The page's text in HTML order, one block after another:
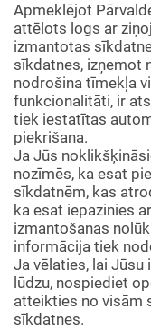
Apmeklējot
attēlots logs ar
izmantotas
sīkdatnes, izņemot
nodrošina tīmekļa
funkcionalitāti, ir
tiek iestatītas
piekrišana.
Ja Jūs
nozīmēs, ka esat
sīkdatnēm, kas
ka esat iepazinies
izmantošanas
informācija tiek
Ja vēlaties, lai
lūdzu, nospiediet
atteikties no visām
sīkdatnes.